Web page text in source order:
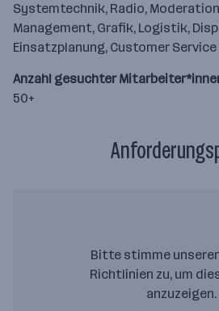
Systemtechnik, Radio,
Management, Grafik, Logistik,
Einsatzplanung, Customer Service
Anzahl gesuchter
50+
Bitte stimme
Richtlinien zu, um
anzuzeigen.